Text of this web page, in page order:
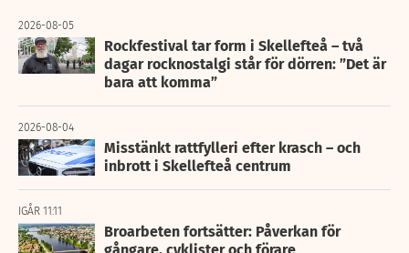
2026-08-05
Rockfestival tar form i Skellefteå – två
dagar rocknostalgi står för dörren: ”Det är
bara att komma”
2026-08-04
Misstänkt rattfylleri efter krasch – och
inbrott i Skellefteå centrum
IGÅR 11:11
Broarbeten fortsätter: Påverkan för
gångare, cyklister och förare